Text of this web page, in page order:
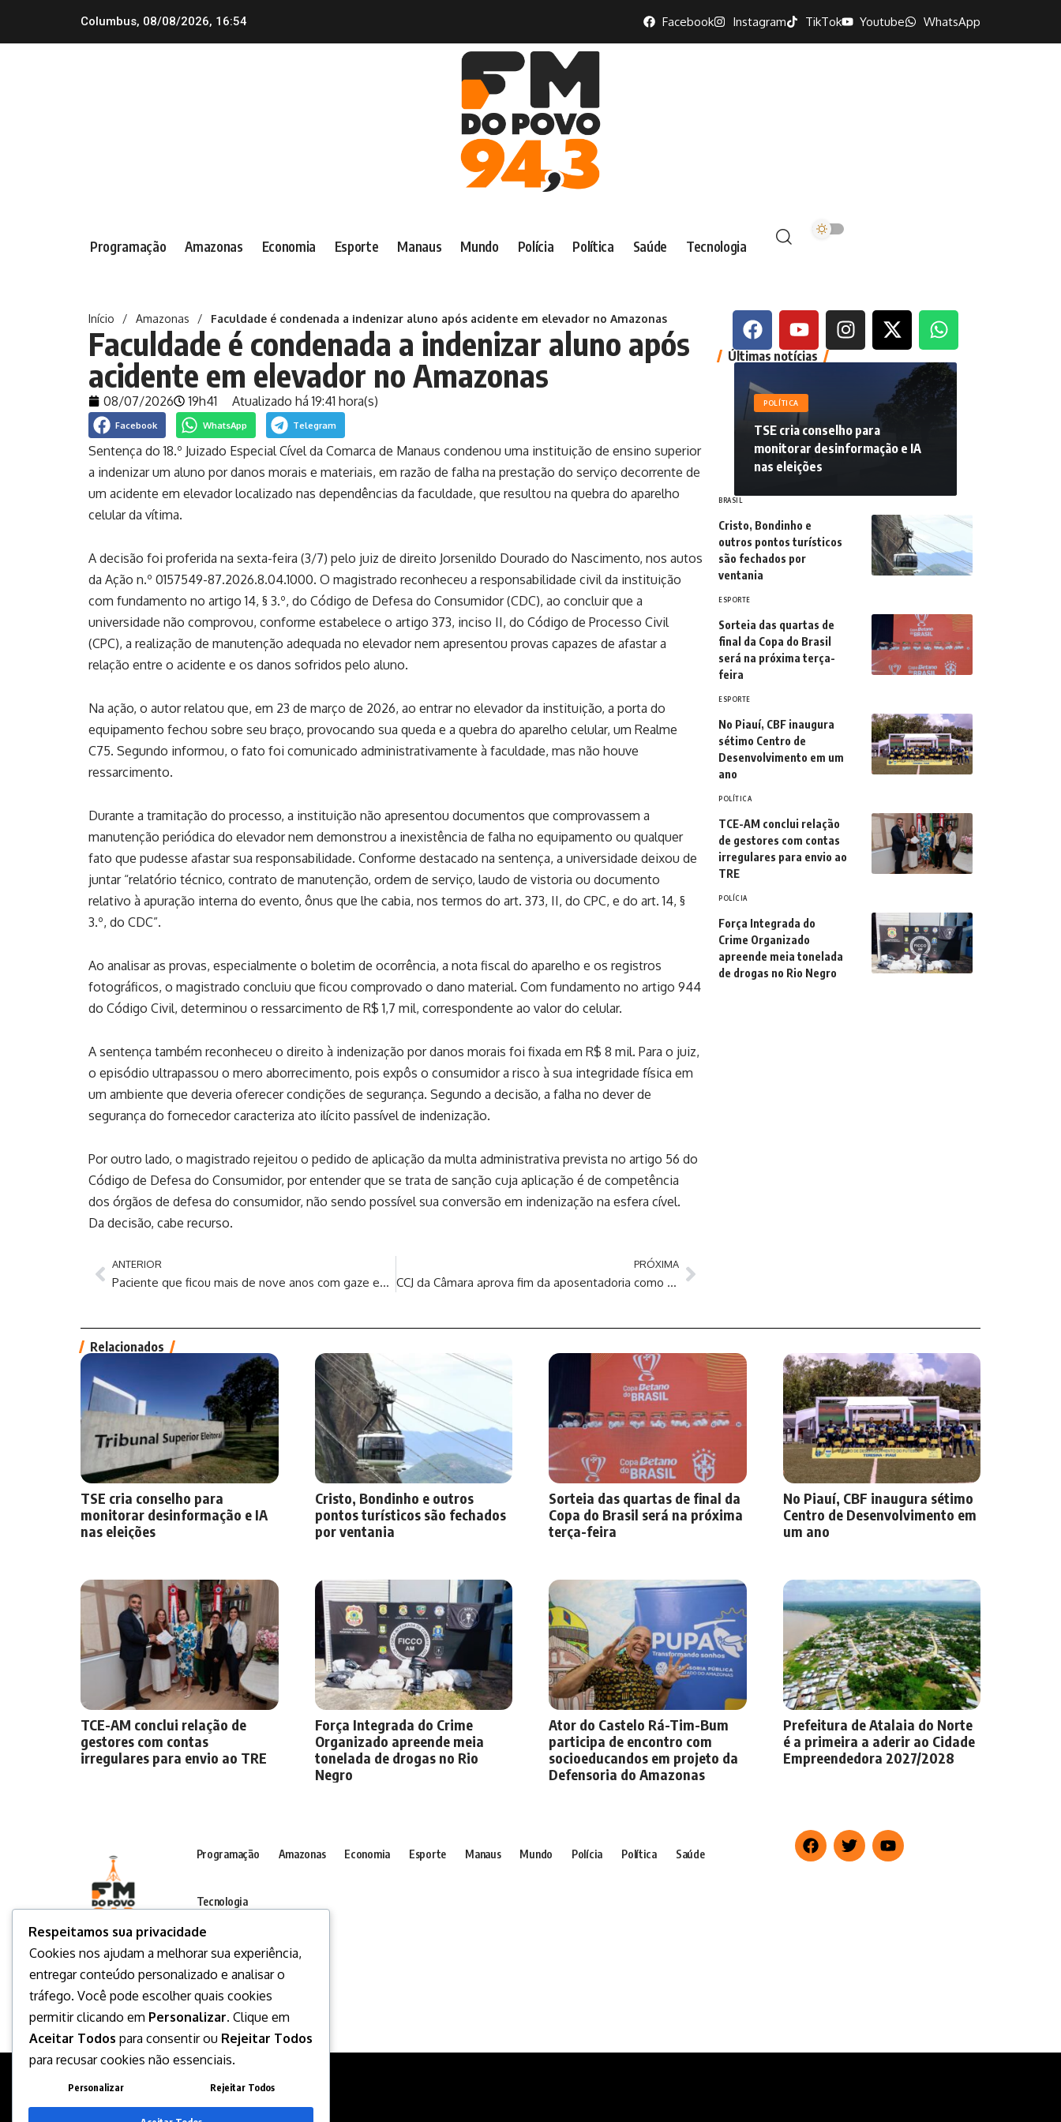
Columbus, 08/08/2026, 16:54 Facebook Instagram TikTok Youtube WhatsApp
Programação Amazonas Economia Esporte Manaus Mundo Polícia Política Saúde Tecnologia
Início / Amazonas / Faculdade é condenada a indenizar aluno após acidente em elevador no Amazonas
Faculdade é condenada a indenizar aluno após
acidente em elevador no Amazonas
08/07/2026 19h41 Atualizado há 19:41 hora(s)
Facebook WhatsApp Telegram
Sentença do 18.º Juizado Especial Cível da Comarca de Manaus condenou uma instituição de ensino superior
a indenizar um aluno por danos morais e materiais, em razão de falha na prestação do serviço decorrente de
um acidente em elevador localizado nas dependências da faculdade, que resultou na quebra do aparelho
celular da vítima.
A decisão foi proferida na sexta-feira (3/7) pelo juiz de direito Jorsenildo Dourado do Nascimento, nos autos
da Ação n.º 0157549-87.2026.8.04.1000. O magistrado reconheceu a responsabilidade civil da instituição
com fundamento no artigo 14, § 3.º, do Código de Defesa do Consumidor (CDC), ao concluir que a
universidade não comprovou, conforme estabelece o artigo 373, inciso II, do Código de Processo Civil
(CPC), a realização de manutenção adequada no elevador nem apresentou provas capazes de afastar a
relação entre o acidente e os danos sofridos pelo aluno.
Na ação, o autor relatou que, em 23 de março de 2026, ao entrar no elevador da instituição, a porta do
equipamento fechou sobre seu braço, provocando sua queda e a quebra do aparelho celular, um Realme
C75. Segundo informou, o fato foi comunicado administrativamente à faculdade, mas não houve
ressarcimento.
Durante a tramitação do processo, a instituição não apresentou documentos que comprovassem a
manutenção periódica do elevador nem demonstrou a inexistência de falha no equipamento ou qualquer
fato que pudesse afastar sua responsabilidade. Conforme destacado na sentença, a universidade deixou de
juntar “relatório técnico, contrato de manutenção, ordem de serviço, laudo de vistoria ou documento
relativo à apuração interna do evento, ônus que lhe cabia, nos termos do art. 373, II, do CPC, e do art. 14, §
3.º, do CDC”.
Ao analisar as provas, especialmente o boletim de ocorrência, a nota fiscal do aparelho e os registros
fotográficos, o magistrado concluiu que ficou comprovado o dano material. Com fundamento no artigo 944
do Código Civil, determinou o ressarcimento de R$ 1,7 mil, correspondente ao valor do celular.
A sentença também reconheceu o direito à indenização por danos morais foi fixada em R$ 8 mil. Para o juiz,
o episódio ultrapassou o mero aborrecimento, pois expôs o consumidor a risco à sua integridade física em
um ambiente que deveria oferecer condições de segurança. Segundo a decisão, a falha no dever de
segurança do fornecedor caracteriza ato ilícito passível de indenização.
Por outro lado, o magistrado rejeitou o pedido de aplicação da multa administrativa prevista no artigo 56 do
Código de Defesa do Consumidor, por entender que se trata de sanção cuja aplicação é de competência
dos órgãos de defesa do consumidor, não sendo possível sua conversão em indenização na esfera cível.
Da decisão, cabe recurso.
ANTERIOR
Paciente que ficou mais de nove anos com gaze em abdômen deverá ser indenizado pelo Estado
PRÓXIMA
CCJ da Câmara aprova fim da aposentadoria como punição para juízes
Últimas notícias
POLÍTICA
TSE cria conselho para
monitorar desinformação e IA
nas eleições
BRASIL
Cristo, Bondinho e
outros pontos turísticos
são fechados por
ventania
ESPORTE
Sorteia das quartas de
final da Copa do Brasil
será na próxima terça-
feira
ESPORTE
No Piauí, CBF inaugura
sétimo Centro de
Desenvolvimento em um
ano
POLÍTICA
TCE-AM conclui relação
de gestores com contas
irregulares para envio ao
TRE
POLÍCIA
Força Integrada do
Crime Organizado
apreende meia tonelada
de drogas no Rio Negro
Relacionados
TSE cria conselho para
monitorar desinformação e IA
nas eleições
Cristo, Bondinho e outros
pontos turísticos são fechados
por ventania
Sorteia das quartas de final da
Copa do Brasil será na próxima
terça-feira
No Piauí, CBF inaugura sétimo
Centro de Desenvolvimento em
um ano
TCE-AM conclui relação de
gestores com contas
irregulares para envio ao TRE
Força Integrada do Crime
Organizado apreende meia
tonelada de drogas no Rio
Negro
Ator do Castelo Rá-Tim-Bum
participa de encontro com
socioeducandos em projeto da
Defensoria do Amazonas
Prefeitura de Atalaia do Norte
é a primeira a aderir ao Cidade
Empreendedora 2027/2028
Programação Amazonas Economia Esporte Manaus Mundo Polícia Política Saúde
Tecnologia
Respeitamos sua privacidade
Cookies nos ajudam a melhorar sua experiência,
entregar conteúdo personalizado e analisar o
tráfego. Você pode escolher quais cookies
permitir clicando em Personalizar. Clique em
Aceitar Todos para consentir ou Rejeitar Todos
para recusar cookies não essenciais.
Personalizar Rejeitar Todos